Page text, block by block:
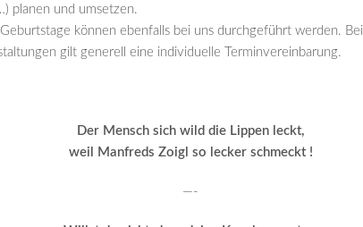
planen und umsetzen.
können ebenfalls bei uns durchgeführt werden. Bei
gilt generell eine individuelle Terminvereinbarung.
Der Mensch sich wild die Lippen leckt,
weil Manfreds Zoigl so lecker schmeckt !
—-